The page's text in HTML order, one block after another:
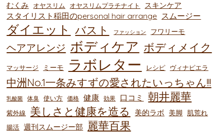
むくみ オヤスリム オヤスリムプラチナイト スキンケア
スタイリスト稲田のpersonal hair arrange スムージー
ダイエット バスト ファッション フワリーモ
ヘアアレンジ ボディケア ボディメイク
マッサージ ミーモ ラボレター レシピ ヴィナピエラ
中洲No.1一条みすずの愛されたいっちゃん!!!
乳酸菌 体臭 使い方 価格 健康 効果 口コミ 朝井麗華
紫外線 美しさと健康を造る 美的ラボ 美脚 肌荒れ
腸活 週刊スムージー部 麗華百果